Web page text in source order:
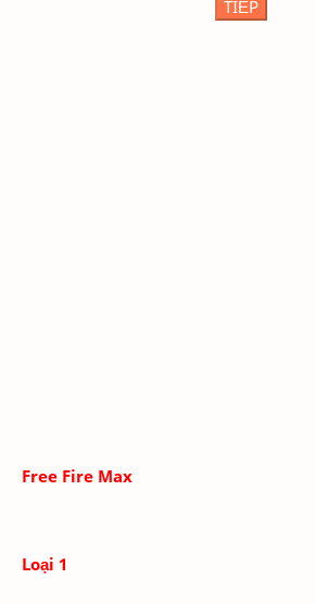
TIẾP
Free Fire Max
Loại 1